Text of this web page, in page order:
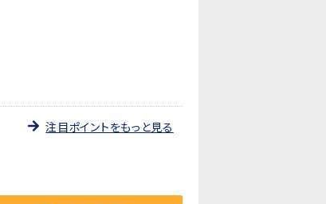
注目ポイントをもっと見る